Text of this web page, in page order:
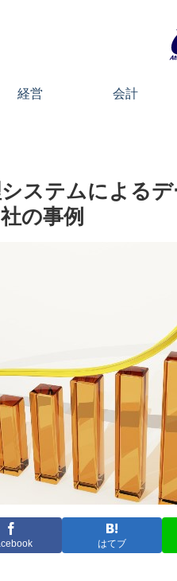
経営 会計
システムによる
の事例
はてブ